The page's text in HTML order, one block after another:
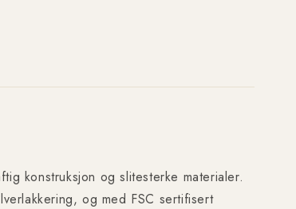
konstruksjon og slitesterke materialer.
og med FSC sertifisert